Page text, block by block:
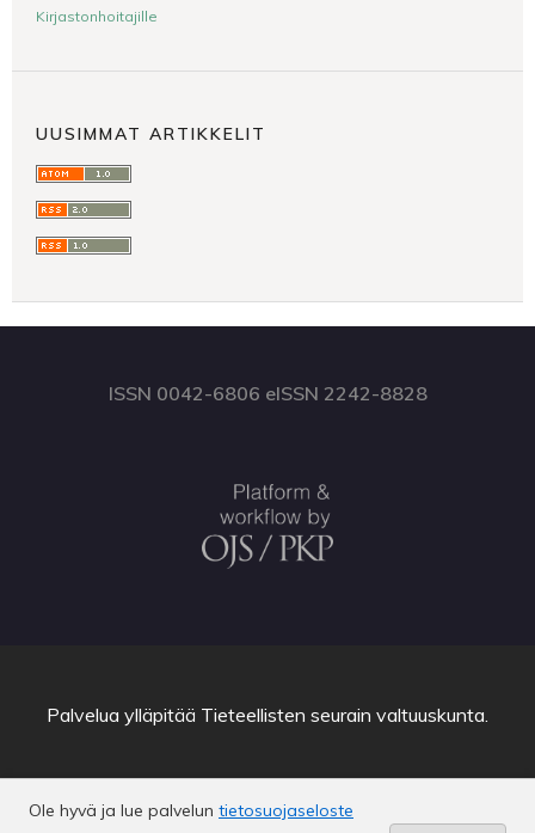
Kirjastonhoitajille
UUSIMMAT ARTIKKELIT
ISSN 0042-6806 eISSN 2242-8828
Ole hyvä ja lue palvelun tietosuojaseloste
Palvelua ylläpitää Tieteellisten seurain valtuuskunta.